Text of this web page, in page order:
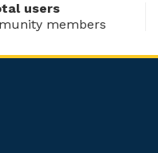
users
members